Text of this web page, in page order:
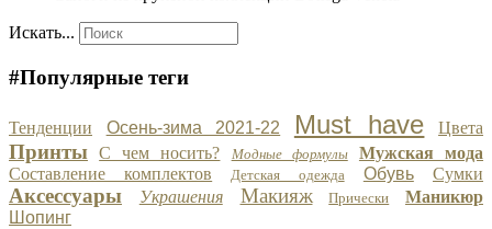
Искать...
#Популярные теги
Тенденции Осень-зима 2021-22 Must have Цвета
Принты С чем носить? Модные формулы
Мужская мода
Составление комплектов
Детская одежда Обувь Сумки
Аксессуары Украшения Макияж Прически
Маникюр
Шопинг